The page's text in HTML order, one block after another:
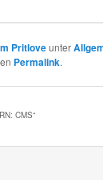
Pritloveunter
Permalink.
CMS“